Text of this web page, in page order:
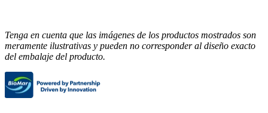
Tenga en cuenta que las imágenes de los productos mostrados son
meramente ilustrativas y pueden no corresponder al diseño exacto
del embalaje del producto.